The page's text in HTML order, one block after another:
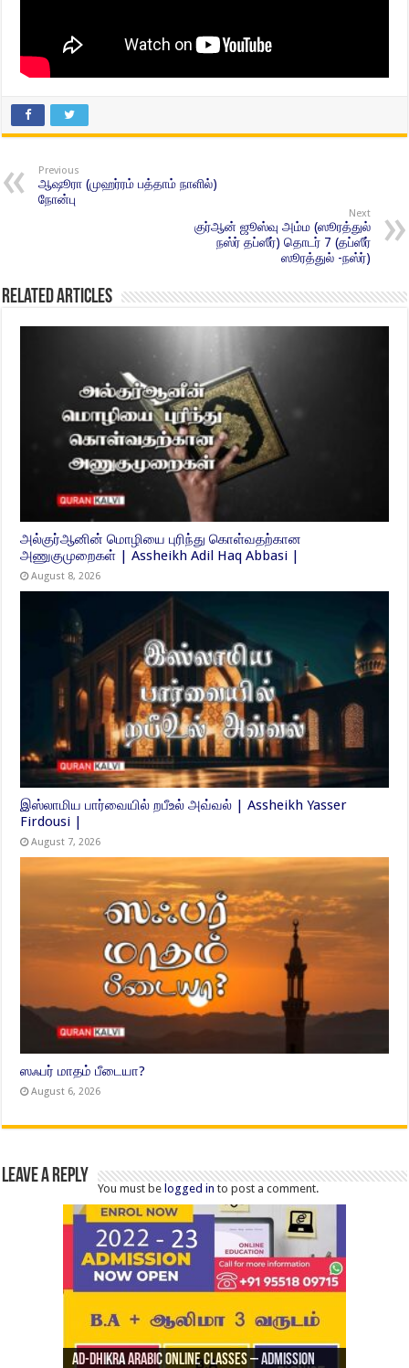
Previous
ஆஷூரா (முஹர்ரம் பத்தாம் நாளில்)
நோன்பு
Next
குர்ஆன் ஜூஸ்வு அம்ம (ஸூரத்துல்
நஸ்ர் தப்ஸீர்) தொடர் 7 (தப்ஸீர்
ஸூரத்துல் -நஸ்ர்)
Related Articles
அல்குர்ஆனின் மொழியை புரிந்து கொள்வதற்கான
அணுகுமுறைகள் | Assheikh Adil Haq Abbasi |
August 8, 2026
இஸ்லாமிய பார்வையில் றபீஉல் அவ்வல் | Assheikh Yasser
Firdousi |
August 7, 2026
ஸஃபர் மாதம் பீடையா?
August 6, 2026
Leave a Reply
You must be logged in to post a comment.
Ad-Dhikra Arabic Online Classes – Admission
ரியாத் ஜும்ஆ தமிழாக்கம், Jamia Al Hajiri